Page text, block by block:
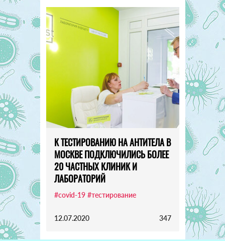
К ТЕСТИРОВАНИЮ НА АНТИТЕЛА В
МОСКВЕ ПОДКЛЮЧИЛИСЬ БОЛЕЕ
20 ЧАСТНЫХ КЛИНИК И
ЛАБОРАТОРИЙ
#covid-19 #тестирование
12.07.2020 347